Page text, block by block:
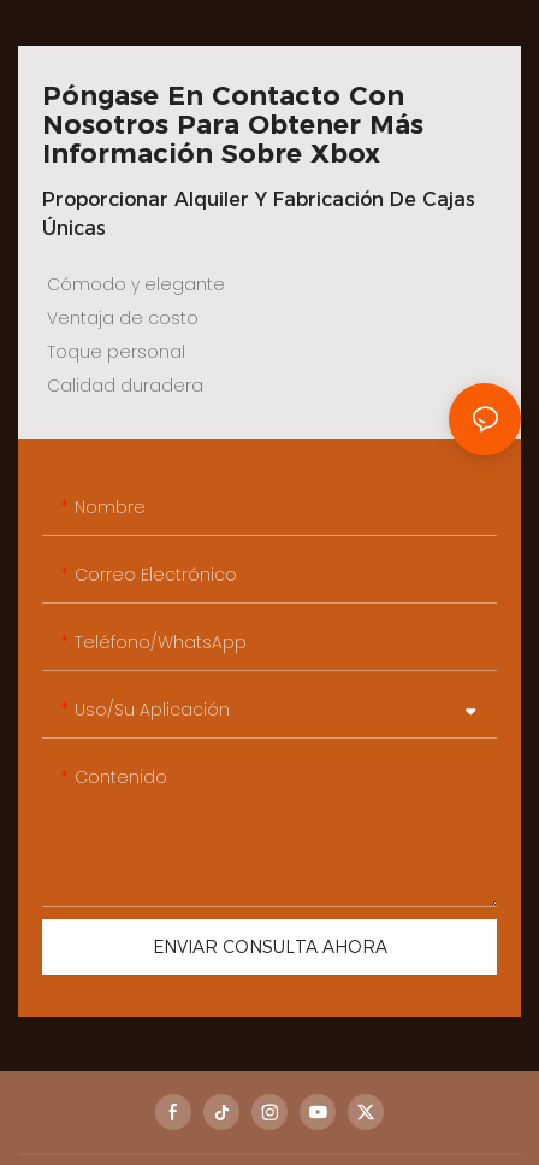
Póngase En Contacto Con
Nosotros Para Obtener Más
Información Sobre Xbox
Proporcionar Alquiler Y Fabricación De Cajas
Únicas
Cómodo y elegante
Ventaja de costo
Toque personal
Calidad duradera
Nombre
Correo Electrónico
Teléfono/WhatsApp
Uso/Su Aplicación
Contenido
ENVIAR CONSULTA AHORA